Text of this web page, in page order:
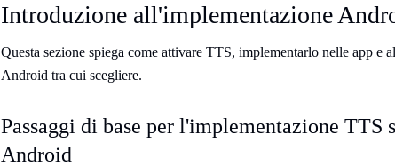
Introduzione all'implementazione
Questa sezione spiega come attivare TTS, implementarlo nelle app e
Android tra cui scegliere.
Passaggi di base per l'implementazione TTS
Android